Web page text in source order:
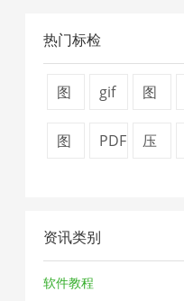
热门标检
图
技
术
gif
缩
2
图
图
缩
器
PDF
压
压
资讯类别
软件教程